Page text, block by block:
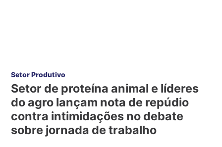
Setor Produtivo
Setor de proteína animal e líderes
do agro lançam nota de repúdio
contra intimidações no debate
sobre jornada de trabalho